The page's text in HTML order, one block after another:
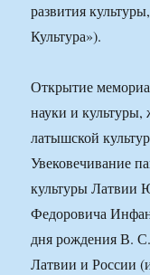
развития
Культура»).
Открытие
науки и
латышской
Увековечивание
культуры Латвии
Федоровича
дня рождения В.
Латвии и России